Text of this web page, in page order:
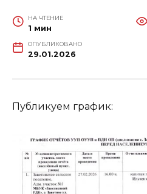
НА ЧТЕНИЕ
1 мин
ОПУБЛИКОВАНО
29.01.2026
Публикуем график: